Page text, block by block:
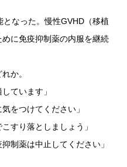
なった。慢性GVHD（移植
に免疫抑制薬の内服を継続
か。
ています」
をつけてください」
すり落としましょう」
制薬は中止してください」